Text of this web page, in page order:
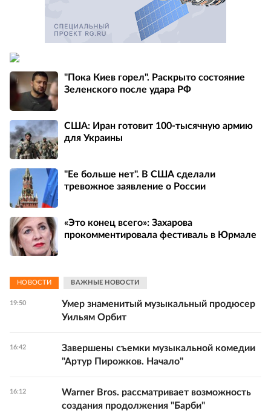
"Пока Киев горел". Раскрыто состояние
Зеленского после удара РФ
США: Иран готовит 100-тысячную армию
для Украины
"Ее больше нет". В США сделали
тревожное заявление о России
«Это конец всего»: Захарова
прокомментировала фестиваль в Юрмале
НОВОСТИ ВАЖНЫЕ НОВОСТИ
19:50
Умер знаменитый музыкальный продюсер
Уильям Орбит
16:42
Завершены съемки музыкальной комедии
"Артур Пирожков. Начало"
16:12
Warner Bros. рассматривает возможность
создания продолжения "Барби"